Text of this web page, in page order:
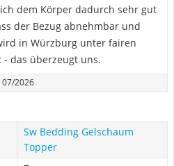
dem Körper dadurch sehr gut
der Bezug abnehmbar und
in Würzburg unter fairen
das überzeugt uns.
07/2026
Sw Bedding Gelschaum
Topper